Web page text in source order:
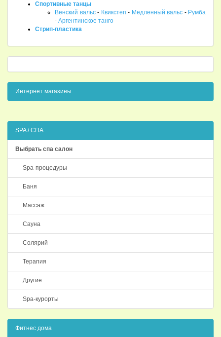
Спортивные танцы
Венский вальс- Квикстеп - Медленный вальс - Румба
- Аргентинское танго
Стрип-пластика
Интернет магазины
SPA / СПА
Выбрать спа салон
Spa-процедуры
Баня
Массаж
Сауна
Солярий
Терапия
Другие
Spa-курорты
Фитнес дома